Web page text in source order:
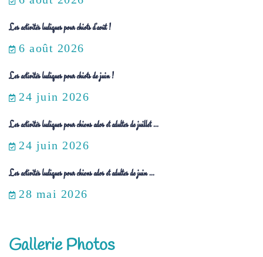
Les activités ludiques pour chiots d’août !
6 août 2026
Les activités ludiques pour chiots de juin !
24 juin 2026
Les activités ludiques pour chiens ados et adultes de juillet ...
24 juin 2026
Les activités ludiques pour chiens ados et adultes de juin ...
28 mai 2026
Gallerie Photos